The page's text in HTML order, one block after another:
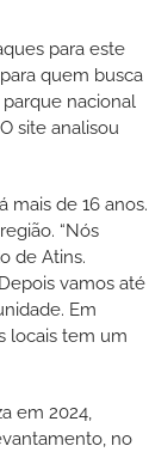
para este
quem busca
nacional
site analisou
mais de 16 anos.
“Nós
de Atins.
vamos até
Em
locais tem um
em 2024,
no